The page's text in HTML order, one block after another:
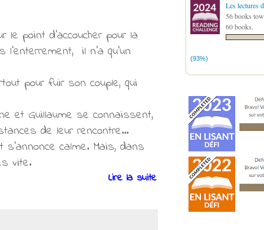
point d'accoucher pour la
il n’a qu’un
pour fuir son couple, qui
et Guillaume se connaissent,
de leur rencontre...
calme. Mais, dans
vite.
Lire la suite
Les lectures
56 books
60 books.
(93%)